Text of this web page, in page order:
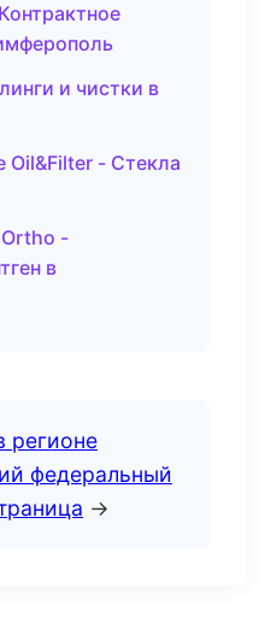
и чистки в
Oil&Filter - Стекла
-
в
регионе
федеральный
→